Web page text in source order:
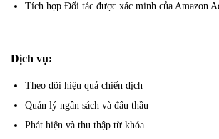
Tích hợp Đối tác được xác minh của Amazon
Dịch vụ:
Theo dõi hiệu quả chiến dịch
Quản lý ngân sách và đấu thầu
Phát hiện và thu thập từ khóa